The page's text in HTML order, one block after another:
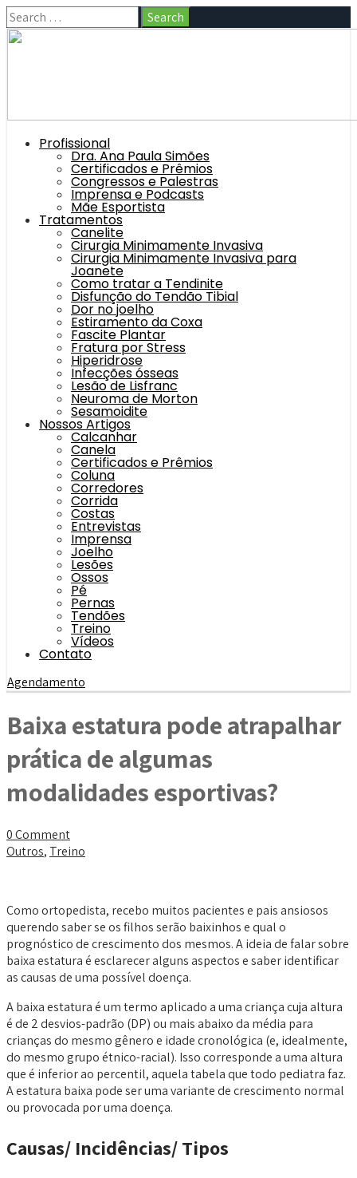
Profissional
Dra. Ana Paula Simões
Certificados e Prêmios
Congressos e Palestras
Imprensa e Podcasts
Mãe Esportista
Tratamentos
Canelite
Cirurgia Minimamente Invasiva
Cirurgia Minimamente Invasiva para
Joanete
Como tratar a Tendinite
Disfunção do Tendão Tibial
Dor no joelho
Estiramento da Coxa
Fascite Plantar
Fratura por Stress
Hiperidrose
Infecções ósseas
Lesão de Lisfranc
Neuroma de Morton
Sesamoidite
Nossos Artigos
Calcanhar
Canela
Certificados e Prêmios
Coluna
Corredores
Corrida
Costas
Entrevistas
Imprensa
Joelho
Lesões
Ossos
Pé
Pernas
Tendões
Treino
Vídeos
Contato
Agendamento
Baixa estatura pode atrapalhar
prática de algumas
modalidades esportivas?
0 Comment
Outros, Treino
Como ortopedista, recebo muitos pacientes e pais ansiosos
querendo saber se os filhos serão baixinhos e qual o
prognóstico de crescimento dos mesmos. A ideia de falar sobre
baixa estatura é esclarecer alguns aspectos e saber identificar
as causas de uma possível doença.
A baixa estatura é um termo aplicado a uma criança cuja altura
é de 2 desvios-padrão (DP) ou mais abaixo da média para
crianças do mesmo gênero e idade cronológica (e, idealmente,
do mesmo grupo étnico-racial). Isso corresponde a uma altura
que é inferior ao percentil, aquela tabela que todo pediatra faz.
A estatura baixa pode ser uma variante de crescimento normal
ou provocada por uma doença.
Causas/ Incidências/ Tipos